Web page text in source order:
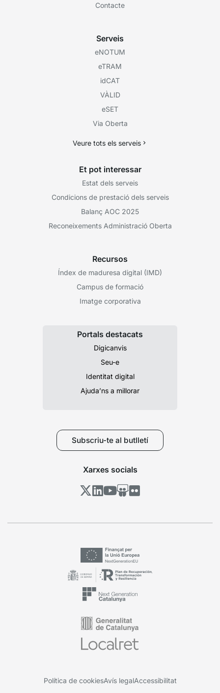
Contacte
Serveis
eNOTUM
eTRAM
idCAT
VÀLID
eSET
Via Oberta
Veure tots els serveis
Et pot interessar
Estat dels serveis
Condicions de prestació dels serveis
Balanç AOC 2025
Reconeixements Administració Oberta
Recursos
Índex de maduresa digital (IMD)
Campus de formació
Imatge corporativa
Portals destacats
Digicanvis
Seu-e
Identitat digital
Ajuda’ns a millorar
Subscriu-te al butlletí
Xarxes socials
Política de cookiesAvís legalAccessibilitat